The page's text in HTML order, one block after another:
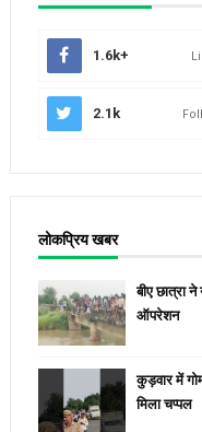
1.6k+
2.1k
लोकप्रिय खबर
बीए छात्रा
ऑपरेशन
कुड़वार में
मिला चप्पल